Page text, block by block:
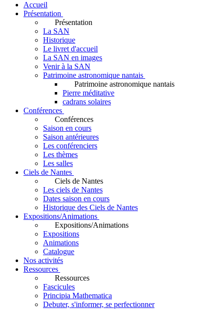
Accueil
Présentation
Présentation
La SAN
Historique
Le livret d'accueil
La SAN en images
Venir à la SAN
Patrimoine astronomique nantais
Patrimoine astronomique nantais
Pierre méditative
cadrans solaires
Conférences
Conférences
Saison en cours
Saison antérieures
Les conférenciers
Les thèmes
Les salles
Ciels de Nantes
Ciels de Nantes
Les ciels de Nantes
Dates saison en cours
Historique des Ciels de Nantes
Expositions/Animations
Expositions/Animations
Expositions
Animations
Catalogue
Nos activités
Ressources
Ressources
Fascicules
Principia Mathematica
Debuter, s'informer, se perfectionner